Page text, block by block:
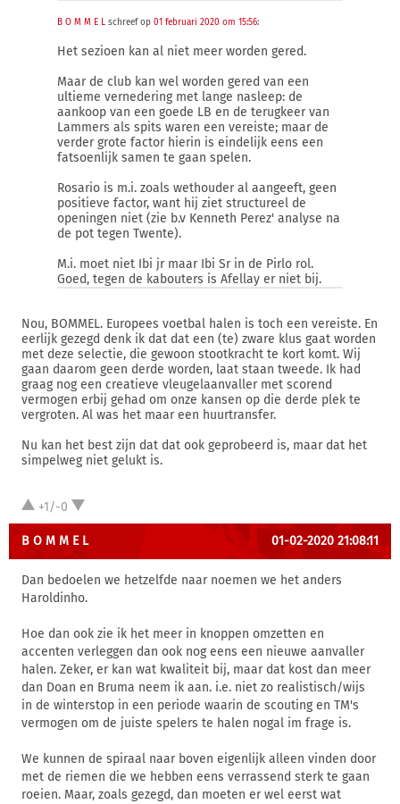
B O M M E L schreef op 01 februari 2020 om 15:56:
Het sezioen kan al niet meer worden gered.
Maar de club kan wel worden gered van een
ultieme vernedering met lange nasleep: de
aankoop van een goede LB en de terugkeer van
Lammers als spits waren een vereiste; maar de
verder grote factor hierin is eindelijk eens een
fatsoenlijk samen te gaan spelen.
Rosario is m.i. zoals wethouder al aangeeft, geen
positieve factor, want hij ziet structureel de
openingen niet (zie b.v Kenneth Perez' analyse na
de pot tegen Twente).
M.i. moet niet Ibi jr maar Ibi Sr in de Pirlo rol.
Goed, tegen de kabouters is Afellay er niet bij.
Nou, BOMMEL. Europees voetbal halen is toch een vereiste. En
eerlijk gezegd denk ik dat dat een (te) zware klus gaat worden
met deze selectie, die gewoon stootkracht te kort komt. Wij
gaan daarom geen derde worden, laat staan tweede. Ik had
graag nog een creatieve vleugelaanvaller met scorend
vermogen erbij gehad om onze kansen op die derde plek te
vergroten. Al was het maar een huurtransfer.
Nu kan het best zijn dat dat ook geprobeerd is, maar dat het
simpelweg niet gelukt is.
+1/-0
B O M M E L 01-02-2020 21:08:11
Dan bedoelen we hetzelfde naar noemen we het anders
Haroldinho.
Hoe dan ook zie ik het meer in knoppen omzetten en
accenten verleggen dan ook nog eens een nieuwe aanvaller
halen. Zeker, er kan wat kwaliteit bij, maar dat kost dan meer
dan Doan en Bruma neem ik aan. i.e. niet zo realistisch/wijs
in de winterstop in een periode waarin de scouting en TM's
vermogen om de juiste spelers te halen nogal im frage is.
We kunnen de spiraal naar boven eigenlijk alleen vinden door
met de riemen die we hebben eens verrassend sterk te gaan
roeien. Maar, zoals gezegd, dan moeten er wel eerst wat